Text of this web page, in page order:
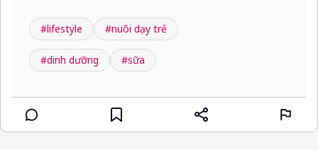
#lifestyle #nuôi dạy trẻ
#dinh dưỡng #sữa